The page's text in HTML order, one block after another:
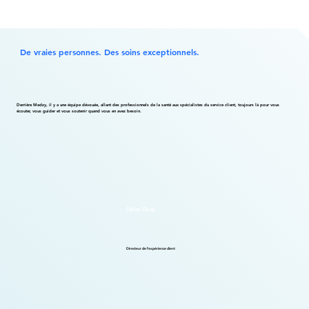
De vraies personnes. Des soins exceptionnels.
Derrière Medzy, il y a une équipe dévouée, allant des professionnels de la santé aux spécialistes du service client, toujours là pour vous
écouter, vous guider et vous soutenir quand vous en avez besoin.
Directeur de l'expérience client